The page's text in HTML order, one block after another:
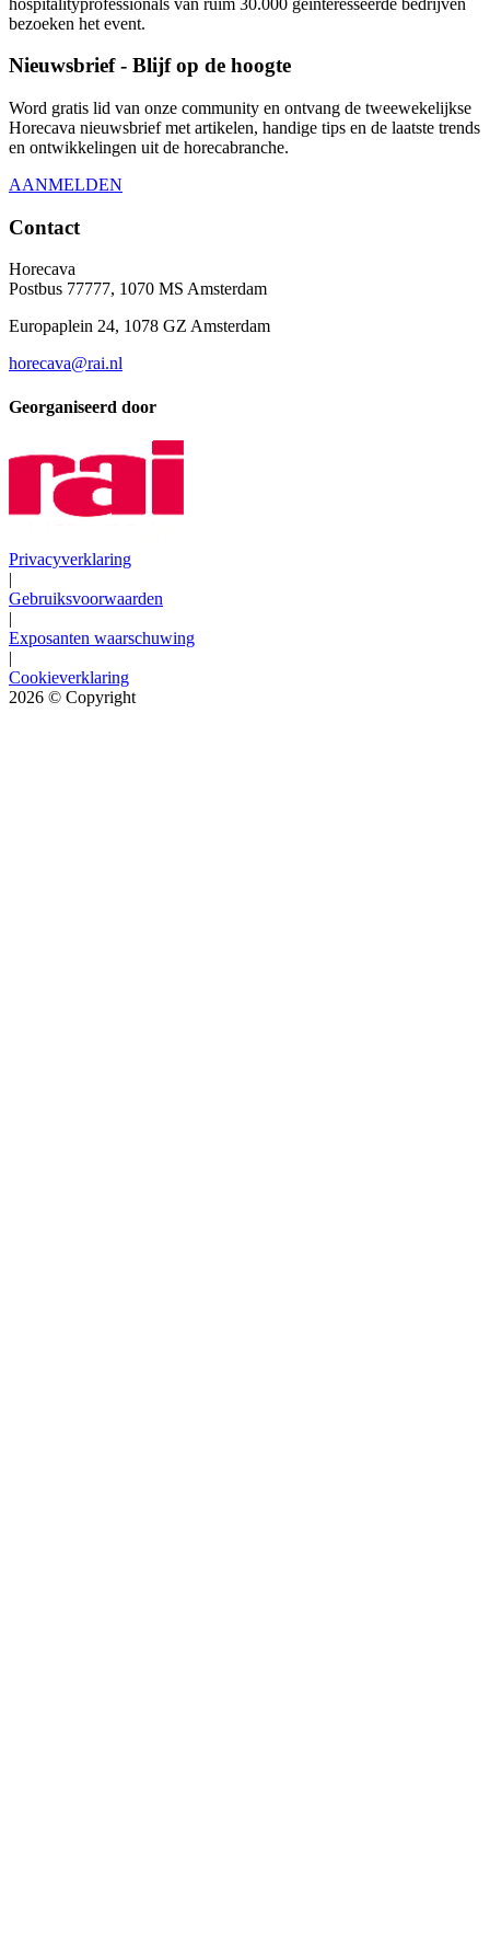
bezoeken het event.
Nieuwsbrief - Blijf op de hoogte
Word gratis lid van onze community en ontvang de tweewekelijkse
Horecava nieuwsbrief met artikelen, handige tips en de laatste trends
en ontwikkelingen uit de horecabranche.
AANMELDEN
Contact
Horecava
Postbus 77777, 1070 MS Amsterdam
Europaplein 24, 1078 GZ Amsterdam
horecava@rai.nl
Georganiseerd door
Privacyverklaring
|
Gebruiksvoorwaarden
|
Exposanten waarschuwing
|
Cookieverklaring
2026 © Copyright